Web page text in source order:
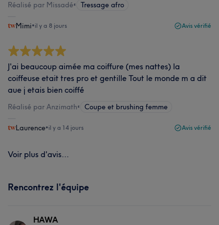
Réalisé par Missadé• Tressage afro
Mimi•il y a 8 jours Avis vérifié
J'ai beaucoup aimée ma coiffure (mes nattes) la
coiffeuse etait tres pro et gentille Tout le monde m a dit
aue j etais bien coiffé
Réalisé par Anzimath• Coupe et brushing femme
Laurence•il y a 14 jours Avis vérifié
Voir plus d'avis...
Rencontrez l'équipe
HAWA